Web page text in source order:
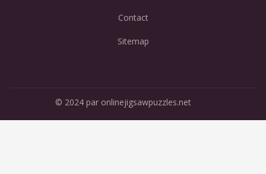
Contact
Sitemap
© 2024 par onlinejigsawpuzzles.net